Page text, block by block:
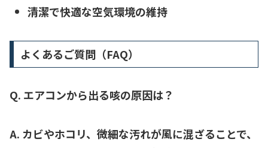
清潔で快適な空気環境の維持
よくあるご質問（FAQ）
Q. エアコンから出る咳の原因は？
A. カビやホコリ、微細な汚れが風に混ざることで、